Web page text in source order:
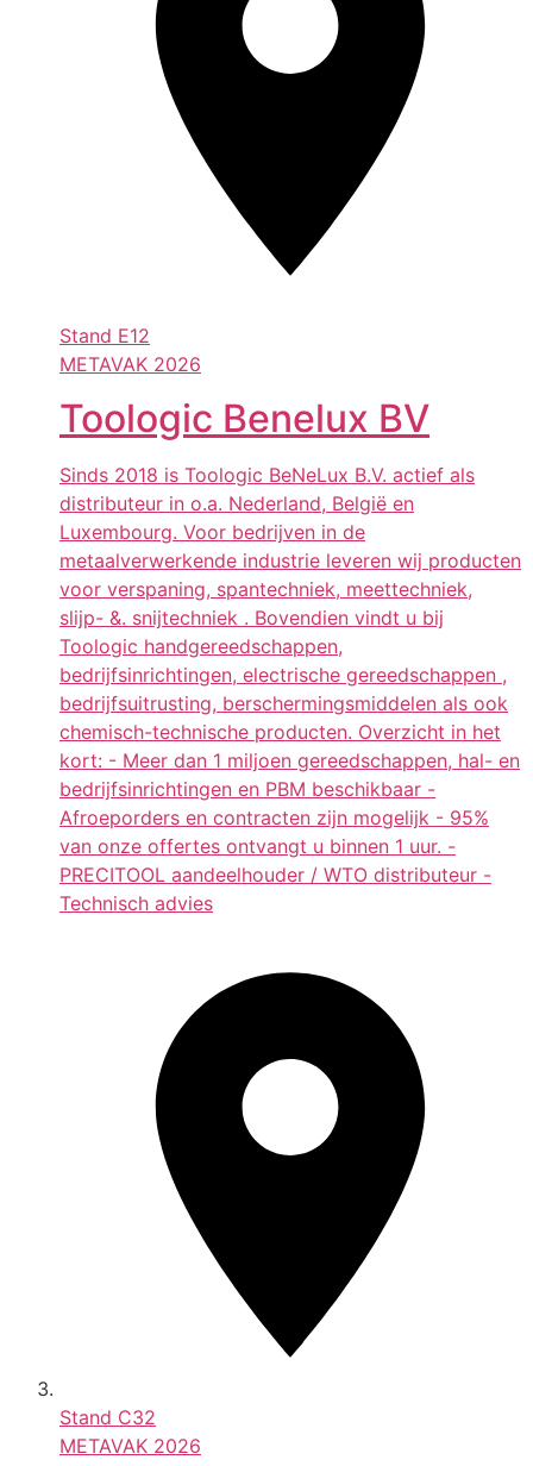
Stand E12
METAVAK 2026
Toologic Benelux BV
Sinds 2018 is Toologic BeNeLux B.V. actief als
distributeur in o.a. Nederland, België en
Luxembourg. Voor bedrijven in de
metaalverwerkende industrie leveren wij producten
voor verspaning, spantechniek, meettechniek,
slijp- &. snijtechniek . Bovendien vindt u bij
Toologic handgereedschappen,
bedrijfsinrichtingen, electrische gereedschappen ,
bedrijfsuitrusting, berschermingsmiddelen als ook
chemisch-technische producten. Overzicht in het
kort: - Meer dan 1 miljoen gereedschappen, hal- en
bedrijfsinrichtingen en PBM beschikbaar -
Afroeporders en contracten zijn mogelijk - 95%
van onze offertes ontvangt u binnen 1 uur. -
PRECITOOL aandeelhouder / WTO distributeur -
Technisch advies
Stand C32
METAVAK 2026